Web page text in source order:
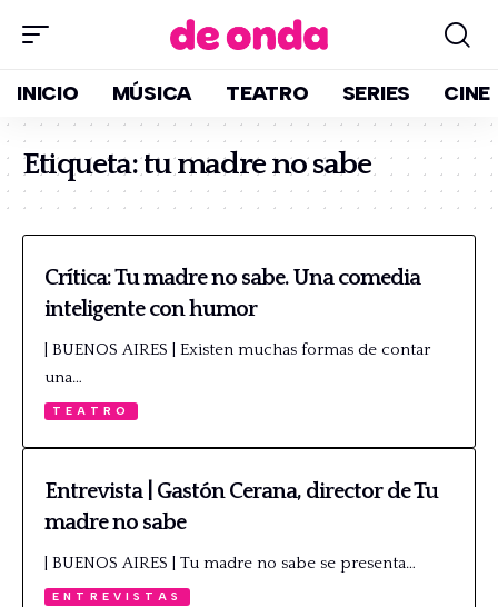
INICIO MÚSICA TEATRO SERIES CINE
Etiqueta:tu madre no sabe
Crítica: Tu madre no sabe. Una comedia
inteligente con humor
| BUENOS AIRES | Existen muchas formas de contar
una…
TEATRO
Entrevista | Gastón Cerana, director de Tu
madre no sabe
| BUENOS AIRES | Tu madre no sabe se presenta…
ENTREVISTAS